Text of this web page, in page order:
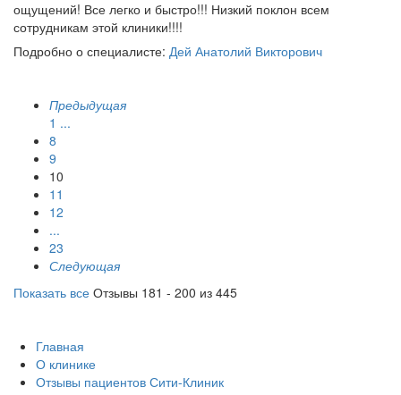
ощущений! Все легко и быстро!!! Низкий поклон всем
сотрудникам этой клиники!!!!
Подробно о специалисте: Дей Анатолий Викторович
Предыдущая
1 ...
8
9
10
11
12
...
23
Следующая
Показать все Отзывы 181 - 200 из 445
Главная
О клинике
Отзывы пациентов Сити-Клиник